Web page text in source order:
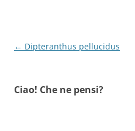
Navigazione
← Dipteranthus pellucidus
Ciao! Che ne pensi?